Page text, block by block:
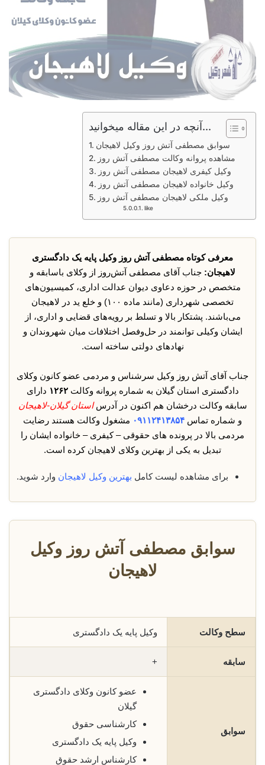
آنچه در این مقاله میخوانید...
سوابق مصطفی آتش روز وکیل لاهیجان
مشاهده پروانه وکالت مصطفی آتش روز
وکیل کیفری لاهیجان مصطفی آتش روز
وکیل خانواده لاهیجان مصطفی آتش روز
وکیل ملکی لاهیجان مصطفی آتش روز
like
معرفی کوتاه مصطفی آتش روز وکیل پایه یک دادگستری
لاهیجان: جناب آقای مصطفی آتش‌روز از وکلای باسابقه و
متخصص در حوزه دعاوی دیوان عدالت اداری، کمیسیون‌های
تخصصی شهرداری (مانند ماده ۱۰۰) و خلع ید در لاهیجان
می‌باشند. پشتکار بالا و تسلط بر رویه‌های قضایی و اداری، از
ایشان وکیلی توانمند در حل‌وفصل اختلافات میان شهروندان و
نهادهای دولتی ساخته است.
جناب آقای آتش روز وکیل سرشناس و مردمی عضو کانون وکلای
دادگستری استان گیلان به شماره پروانه وکالت۱۲۶۲ دارای
سابقه وکالت درخشان هم اکنون در آدرساستان گیلان-لاهیجان
و شماره تماس ۰۹۱۱۲۴۱۳۸۵۴ مشغول وکالت هستند رضایت
مردمی بالا در پرونده های حقوقی – کیفری – خانواده ایشان را
تبدیل به یکی از بهترین وکلای لاهیجان کرده است.
برای مشاهده لیست کامل بهترین وکیل لاهیجان وارد شوید.
سوابق مصطفی آتش روز وکیل
لاهیجان
سطح وکالت وکیل پایه یک دادگستری
سابقه +
سوابق
عضو کانون وکلای دادگستری
گیلان
کارشناسی حقوق
وکیل پایه یک دادگستری
کارشناس ارشد حقوق